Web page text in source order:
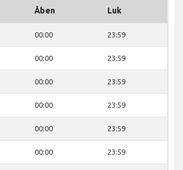
Åben Luk
00:00 23:59
00:00 23:59
00:00 23:59
00:00 23:59
00:00 23:59
00:00 23:59